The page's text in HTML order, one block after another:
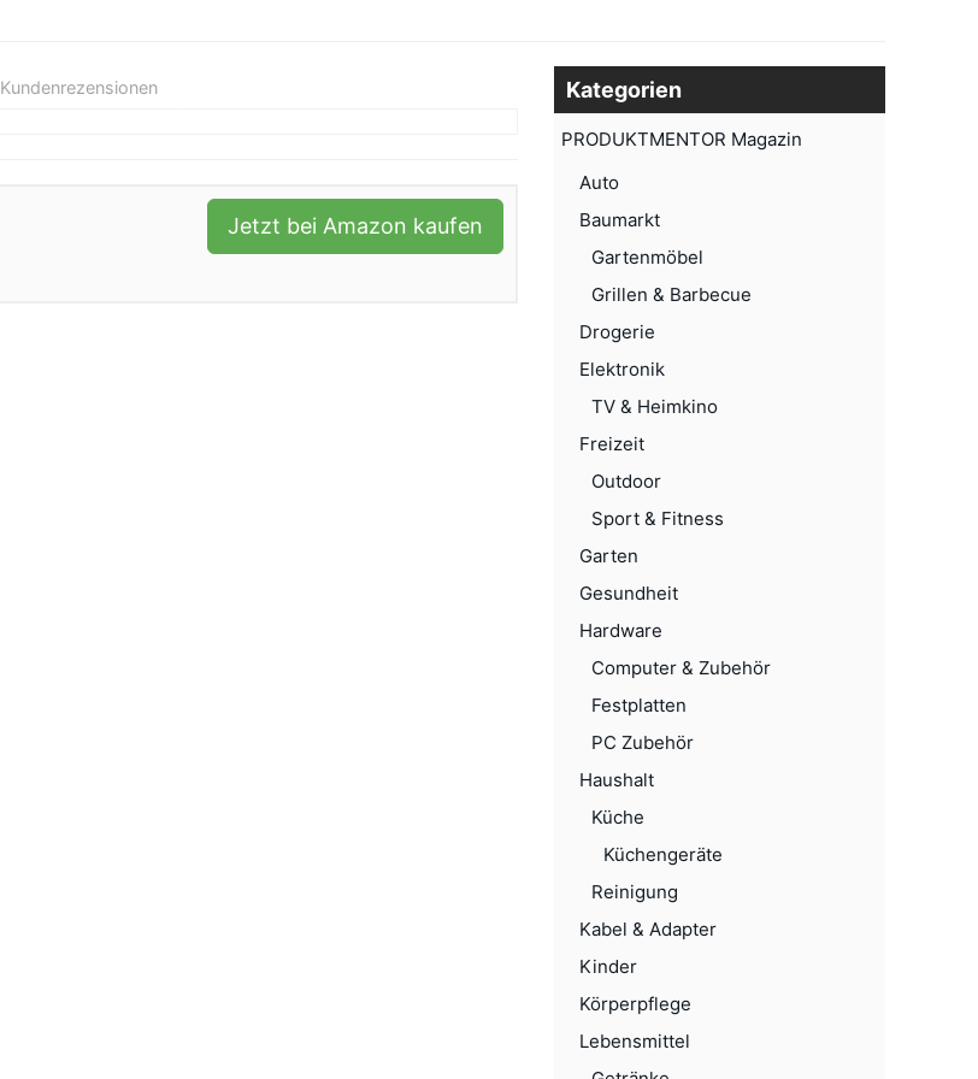
Kundenrezensionen
Jetzt bei Amazon kaufen
Kategorien
PRODUKTMENTOR Magazin
Auto
Baumarkt
Gartenmöbel
Grillen & Barbecue
Drogerie
Elektronik
TV & Heimkino
Freizeit
Outdoor
Sport & Fitness
Garten
Gesundheit
Hardware
Computer & Zubehör
Festplatten
PC Zubehör
Haushalt
Küche
Küchengeräte
Reinigung
Kabel & Adapter
Kinder
Körperpflege
Lebensmittel